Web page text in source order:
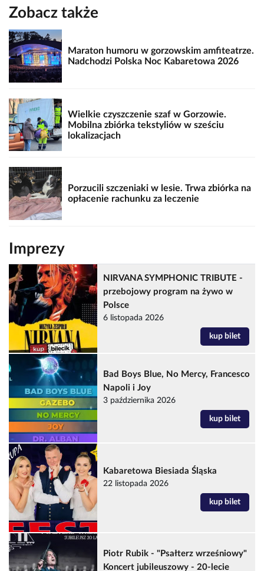
Zobacz także
Maraton humoru w gorzowskim amfiteatrze.
Nadchodzi Polska Noc Kabaretowa 2026
Wielkie czyszczenie szaf w Gorzowie.
Mobilna zbiórka tekstyliów w sześciu
lokalizacjach
Porzucili szczeniaki w lesie. Trwa zbiórka na
opłacenie rachunku za leczenie
Imprezy
NIRVANA SYMPHONIC TRIBUTE -
przebojowy program na żywo w
Polsce
6 listopada 2026
kup bilet
Bad Boys Blue, No Mercy, Francesco
Napoli i Joy
3 października 2026
kup bilet
Kabaretowa Biesiada Śląska
22 listopada 2026
kup bilet
Piotr Rubik - "Psałterz wrześniowy"
Koncert jubileuszowy - 20-lecie